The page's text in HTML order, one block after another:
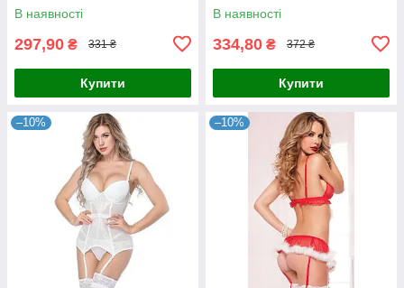
В наявності
297,90 ₴ 331 ₴
Купити
В наявності
334,80 ₴ 372 ₴
Купити
–10% –10%